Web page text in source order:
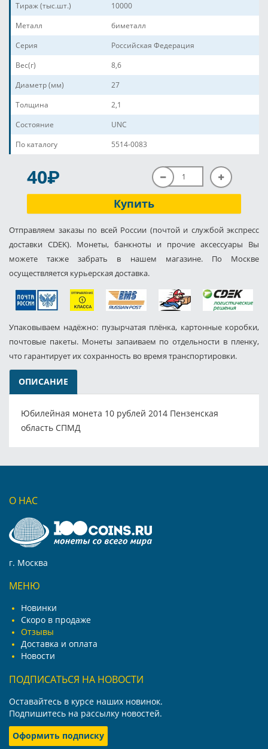
Тираж (тыс.шт.)
10000
Металл
биметалл
Серия
Российская Федерация
Вес(г)
8,6
Диаметр (мм)
27
Толщина
2,1
Состояние
UNC
По каталогу
5514-0083
40P
Купить
Отправляем заказы по всей России (почтой и службой экспресс
доставки CDEK). Монеты, банкноты и прочие аксессуары Вы
можете также забрать в нашем магазине. По Москве
осуществляется курьерская доставка.
Упаковываем надёжно: пузырчатая плёнка, картонные коробки,
почтовые пакеты. Монеты запаиваем по отдельности в пленку,
что гарантирует их сохранность во время транспортировки.
ОПИСАНИЕ
Юбилейная монета 10 рублей 2014 Пензенская
область СПМД
О НАС
г. Москва
МЕНЮ
Новинки
Скоро в продаже
Отзывы
Доставка и оплата
Новости
ПОДПИСАТЬСЯ НА НОВОСТИ
Оставайтесь в курсе наших новинок.
Подпишитесь на рассылку новостей.
Оформить подписку